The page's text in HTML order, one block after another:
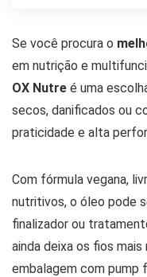
Se você procura o
em nutrição e
OX Nutre é uma
secos, danificados ou
praticidade e alta
Com fórmula vegana,
nutritivos, o óleo pode
finalizador ou
ainda deixa os fios
embalagem com pump